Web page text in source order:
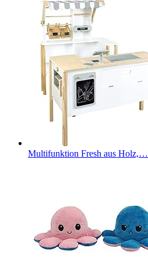
Multifunktion Fresh aus Holz,…